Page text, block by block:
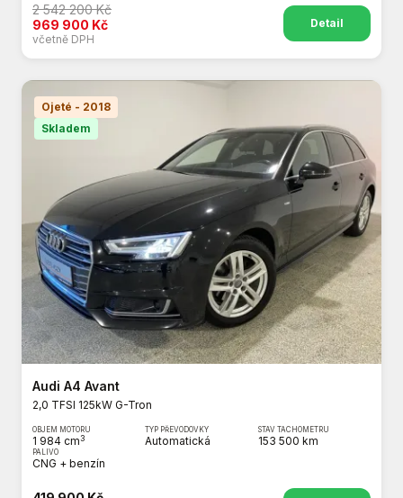
2 542 200 Kč
969 900 Kč
včetně DPH
Detail
Ojeté - 2018
Skladem
Audi A4 Avant
2,0 TFSI 125kW G-Tron
OBJEM MOTORU
1 984 cm3
TYP PŘEVODOVKY
Automatická
STAV TACHOMETRU
153 500 km
PALIVO
CNG + benzín